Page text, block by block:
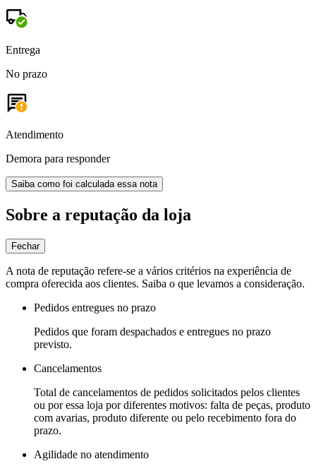
Entrega
No prazo
Atendimento
Demora para responder
Saiba como foi calculada essa nota
Sobre a reputação da loja
Fechar
A nota de reputação refere-se a vários critérios na experiência de
compra oferecida aos clientes. Saiba o que levamos a consideração.
Pedidos entregues no prazo
Pedidos que foram despachados e entregues no prazo
previsto.
Cancelamentos
Total de cancelamentos de pedidos solicitados pelos clientes
ou por essa loja por diferentes motivos: falta de peças, produto
com avarias, produto diferente ou pelo recebimento fora do
prazo.
Agilidade no atendimento